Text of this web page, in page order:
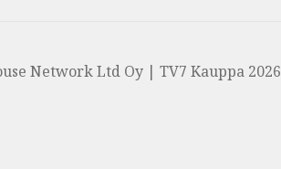
Network Ltd Oy | TV7 Kauppa 2026